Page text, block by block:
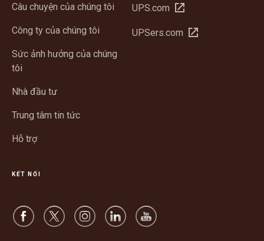
Câu chuyện của chúng tôi
Công ty của chúng tôi
Sức ảnh hưởng của chúng
tôi
Nhà đầu tư
Trung tâm tin tức
Hỗ trợ
UPS.com Mở
cửa
UPSers.com Mở
KẾT NỐI